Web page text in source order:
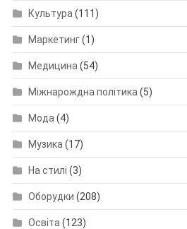
Культура (111)
Маркетинг(1)
Медицина (54)
Міжнарождна політика (5)
Мода (4)
Музика (17)
На стилі (3)
Оборудки (208)
Освіта (123)